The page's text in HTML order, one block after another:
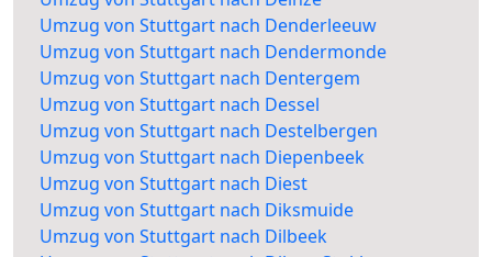
Umzug von Stuttgart nach Denderleeuw
Umzug von Stuttgart nach Dendermonde
Umzug von Stuttgart nach Dentergem
Umzug von Stuttgart nach Dessel
Umzug von Stuttgart nach Destelbergen
Umzug von Stuttgart nach Diepenbeek
Umzug von Stuttgart nach Diest
Umzug von Stuttgart nach Diksmuide
Umzug von Stuttgart nach Dilbeek